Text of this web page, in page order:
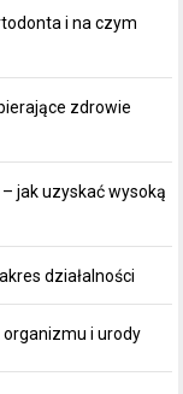
i na czym
zdrowie
jak uzyskać wysoką
działalności
organizmu i urody